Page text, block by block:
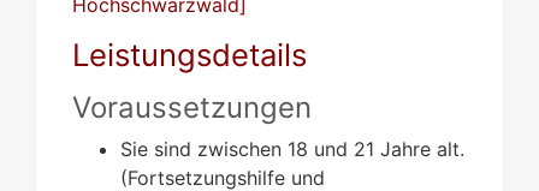
Leistungsdetails
Voraussetzungen
Sie sind zwischen 18 und 21 Jahre alt.
(Fortsetzungshilfe und